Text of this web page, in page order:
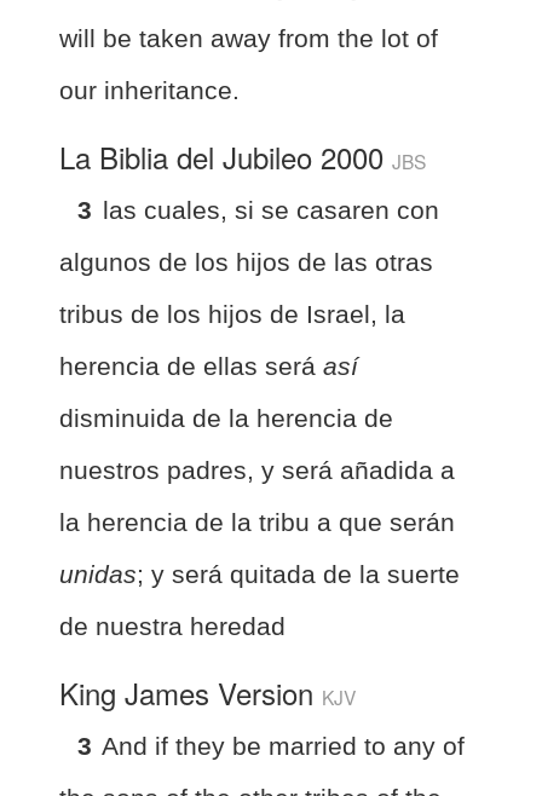
will be taken away from the lot of
our inheritance.
La Biblia del Jubileo 2000 JBS
3 las cuales, si se casaren con
algunos de los hijos de las otras
tribus de los hijos de Israel, la
herencia de ellas será así
disminuida de la herencia de
nuestros padres, y será añadida a
la herencia de la tribu a que serán
unidas; y será quitada de la suerte
de nuestra heredad
King James Version KJV
3 And if they be married to any of